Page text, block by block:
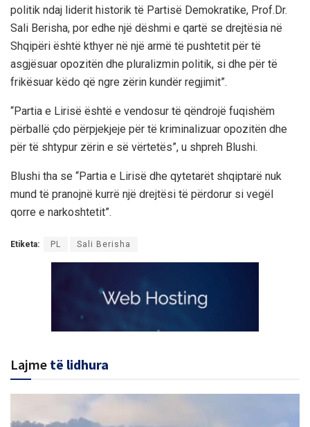
politik ndaj liderit historik të Partisë Demokratike, Prof.Dr.
Sali Berisha, por edhe një dëshmi e qartë se drejtësia në
Shqipëri është kthyer në një armë të pushtetit për të
asgjësuar opozitën dhe pluralizmin politik, si dhe për të
frikësuar këdo që ngre zërin kundër regjimit”.
“Partia e Lirisë është e vendosur të qëndrojë fuqishëm
përballë çdo përpjekjeje për të kriminalizuar opozitën dhe
për të shtypur zërin e së vërtetës”, u shpreh Blushi.
Blushi tha se “Partia e Lirisë dhe qytetarët shqiptarë nuk
mund të pranojnë kurrë një drejtësi të përdorur si vegël
qorre e narkoshtetit”.
Etiketa: PL Sali Berisha
Lajme të lidhura